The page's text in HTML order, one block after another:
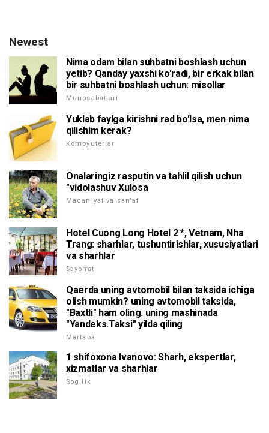
Newest
Nima odam bilan suhbatni boshlash uchun
yetib? Qanday yaxshi ko'radi, bir erkak bilan
bir suhbatni boshlash uchun: misollar
Munosabatlari
Yuklab faylga kirishni rad bo'lsa, men nima
qilishim kerak?
Kompyuterlar
Onalaringiz rasputin va tahlil qilish uchun
"vidolashuv Xulosa
Madaniyat va san'at
Hotel Cuong Long Hotel 2 *, Vetnam, Nha
Trang: sharhlar, tushuntirishlar, xususiyatlari
va sharhlar
Sayohat
Qaerda uning avtomobil bilan taksida ichiga
olish mumkin? uning avtomobil taksida,
"Baxtli" ham oling. uning mashinada
"Yandeks.Taksi" yilda qiling
Martaba
1 shifoxona Ivanovo: Sharh, ekspertlar,
xizmatlar va sharhlar
Sog'lik